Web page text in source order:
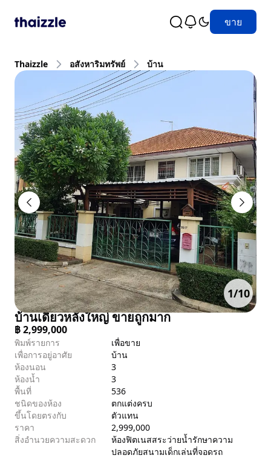
ขาย
Thaizzle อสังหาริมทรัพย์ บ้าน
1/10
บ้านเดี่ยวหลังใหญ่ ขายถูกมาก
฿2,999,000
พิมพ์รายการ
เพื่อขาย
เพื่อการอยู่อาศัย
บ้าน
ห้องนอน
3
ห้องน้ำ
3
พื้นที่
536
ชนิดของห้อง
ตกแต่งครบ
ขึ้นโดยตรงกับ
ตัวแทน
ราคา
2,999,000
สิ่งอำนวยความสะดวก
ห้องฟิตเนสสระว่ายน้ำรักษาความ
ปลอดภัยสนามเด็กเล่นที่จอดรถ